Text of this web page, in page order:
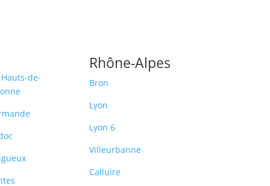
Hauts-de-
Rhône-Alpes
Bron
Lyon
Lyon 6
Villeurbanne
Calluire